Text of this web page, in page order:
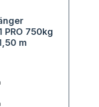
PRO 750kg
m